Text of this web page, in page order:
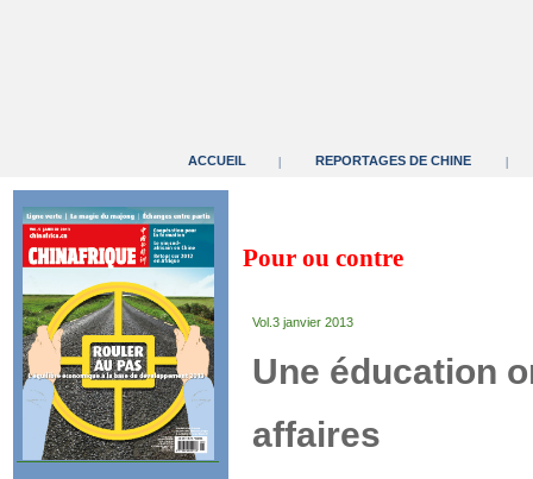
ACCUEIL | REPORTAGES DE CHINE |
Pour ou contre
Vol.3 janvier 2013
Une éducation
affaires